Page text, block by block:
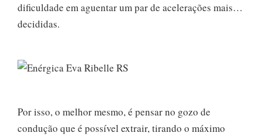
dificuldade em aguentar um par de acelerações mais…
decididas.
Por isso, o melhor mesmo, é pensar no gozo de
condução que é possível extrair, tirando o máximo